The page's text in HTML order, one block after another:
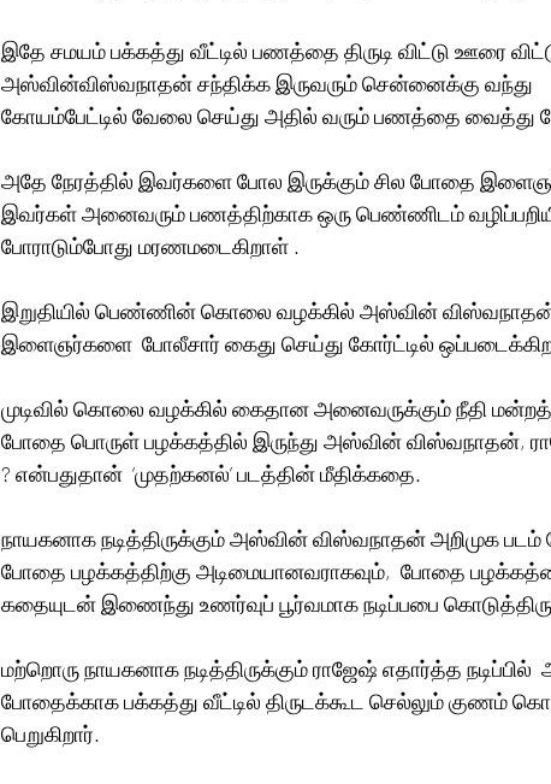
இதே சமயம் பக்கத்து வீட்டில் பணத்தை திருடி விட்டு ஊரை
அஸ்வின்விஸ்வநாதன் சந்திக்க இருவரும் சென்னைக்கு வந்து
கோயம்பேட்டில் வேலை செய்து அதில் வரும் பணத்தை வைத்து
அதே நேரத்தில் இவர்களை போல இருக்கும் சில போதை
இவர்கள் அனைவரும் பணத்திற்காக ஒரு பெண்ணிடம்
போராடும்போது மரணமடைகிறாள் .
இறுதியில் பெண்ணின் கொலை வழக்கில் அஸ்வின்
இளைஞர்களை  போலீசார் கைது செய்து கோர்ட்டில்
முடிவில் கொலை வழக்கில் கைதான அனைவருக்கும் நீதி
போதை பொருள் பழக்கத்தில் இருந்து அஸ்வின் விஸ்வநாதன்,
? என்பதுதான்  ‘முதற்கனல்’ படத்தின் மீதிக்கதை.
நாயகனாக நடித்திருக்கும் அஸ்வின் விஸ்வநாதன் அறிமுக
போதை பழக்கத்திற்கு அடிமையானவராகவும்,  போதை
கதையுடன் இணைந்து உணர்வுப் பூர்வமாக நடிப்பபை
மற்றொரு நாயகனாக நடித்திருக்கும் ராஜேஷ் எதார்த்த நடிப்பில்
போதைக்காக பக்கத்து வீட்டில் திருடக்கூட செல்லும் குணம்
பெறுகிறார்.